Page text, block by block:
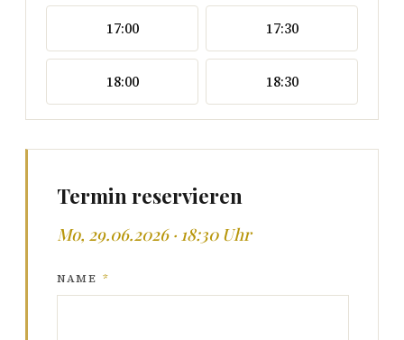
17:00 17:30
18:00 18:30
Termin reservieren
Mo, 29.06.2026 · 18:30 Uhr
NAME *